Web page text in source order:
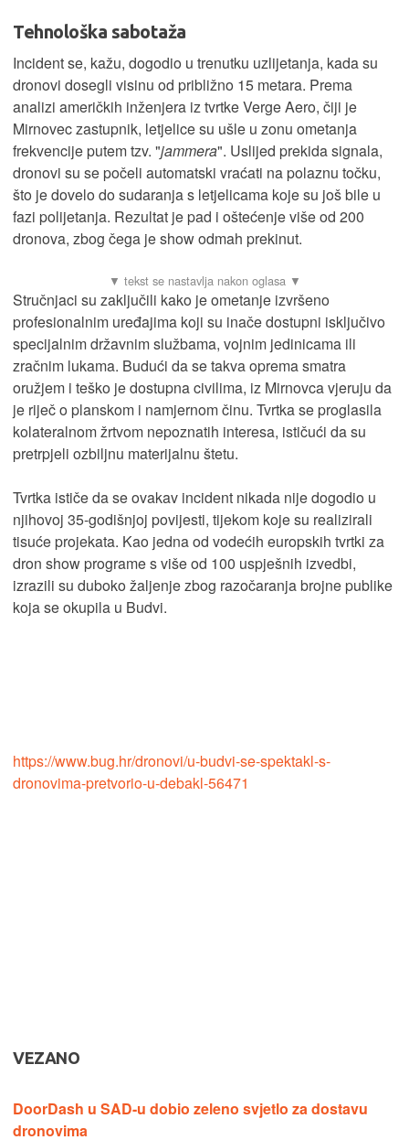
Tehnološka sabotaža
Incident se, kažu, dogodio u trenutku uzlijetanja, kada su
dronovi dosegli visinu od približno 15 metara. Prema
analizi američkih inženjera iz tvrtke Verge Aero, čiji je
Mirnovec zastupnik, letjelice su ušle u zonu ometanja
frekvencije putem tzv. "jammera". Uslijed prekida signala,
dronovi su se počeli automatski vraćati na polaznu točku,
što je dovelo do sudaranja s letjelicama koje su još bile u
fazi polijetanja. Rezultat je pad i oštećenje više od 200
dronova, zbog čega je show odmah prekinut.
Stručnjaci su zaključili kako je ometanje izvršeno
profesionalnim uređajima koji su inače dostupni isključivo
specijalnim državnim službama, vojnim jedinicama ili
zračnim lukama. Budući da se takva oprema smatra
oružjem i teško je dostupna civilima, iz Mirnovca vjeruju da
je riječ o planskom i namjernom činu. Tvrtka se proglasila
kolateralnom žrtvom nepoznatih interesa, ističući da su
pretrpjeli ozbiljnu materijalnu štetu.
Tvrtka ističe da se ovakav incident nikada nije dogodio u
njihovoj 35-godišnjoj povijesti, tijekom koje su realizirali
tisuće projekata. Kao jedna od vodećih europskih tvrtki za
dron show programe s više od 100 uspješnih izvedbi,
izrazili su duboko žaljenje zbog razočaranja brojne publike
koja se okupila u Budvi.
https://www.bug.hr/dronovi/u-budvi-se-spektakl-s-
dronovima-pretvorio-u-debakl-56471
VEZANO
DoorDash u SAD-u dobio zeleno svjetlo za dostavu
dronovima